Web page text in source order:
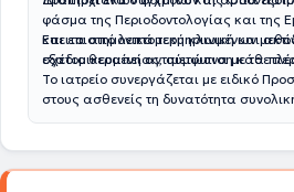
φάσμα της Περιοδοντολογίας και της
και επιστημονικά τεκμηριωμένων
εξατομικευμένη αντιμετώπιση κάθε
Έπειτα από λεπτομερή κλινική και
σχέδιο θεραπείας, σύμφωνα με τα
Το ιατρείο συνεργάζεται με ειδικό
στους ασθενείς τη δυνατότητα